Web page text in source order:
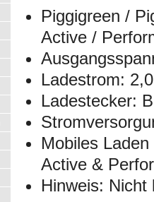
Piggigreen /
Active /
Ladestrom:
Ladestecker:
Mobiles
Active &
Hinweis: